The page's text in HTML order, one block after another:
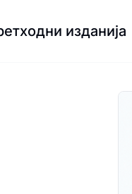
изданија